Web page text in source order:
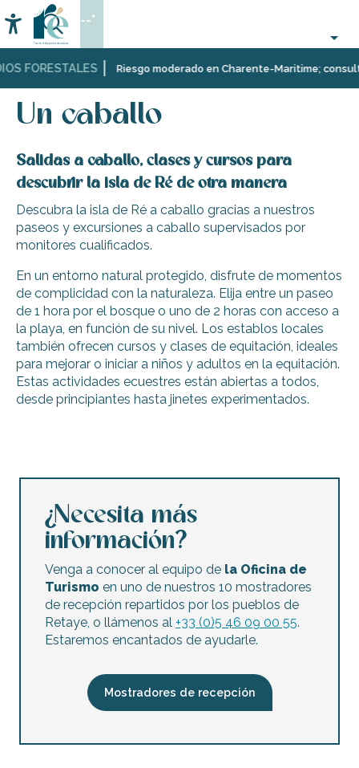
au
contenu
principal
FORESTALES Riesgo moderado en Charente-Maritime;
Accessibilité
Buscar
--°
Página Web
Organización
y
DeporteUn caballo
Un caballo
Salidas a caballo, clases y cursos para
descubrir la isla de Ré de otra manera
Descubra la isla de Ré a caballo gracias a nuestros
paseos y excursiones a caballo supervisados por
monitores cualificados.
En un entorno natural protegido, disfrute de momentos
de complicidad con la naturaleza. Elija entre un paseo
de 1 hora por el bosque o uno de 2 horas con acceso a
la playa, en función de su nivel. Los establos locales
también ofrecen cursos y clases de equitación, ideales
para mejorar o iniciar a niños y adultos en la equitación.
Estas actividades ecuestres están abiertas a todos,
desde principiantes hasta jinetes experimentados.
Un paseo a caballo de 3 horas para conocer mejor el
Clases particulares de equitación en las caballerizas del
Degustación de vinos en las caballerizas del Moulin
Paseo a caballo de 2 horas por la playa junto a las
Cabalgata en el bosque por la yeguada "Les Evières".
Paseo a caballo de 1 hora por el bosque junto a las
Clases de equitación (shetland, poni, caballo) en las
Respire avec les chevaux - Equi yoga y comunicación
¿Necesita más
información?
Venga a conocer al equipo de la Oficina de
Turismo en uno de nuestros 10 mostradores
de recepción repartidos por los pueblos de
Retaye, o llámenos al +33 (0)5 46 09 00 55.
Estaremos encantados de ayudarle.
Mostradores de recepción